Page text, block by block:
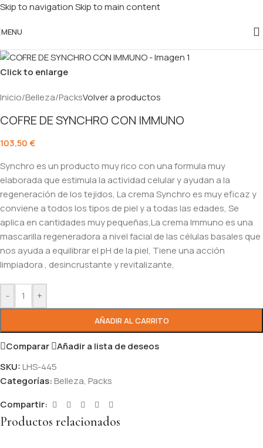
Skip to navigationSkip to main content
MENU
Click to enlarge
Inicio/Belleza/PacksVolver a productos
COFRE DE SYNCHRO CON IMMUNO
103,50€
Synchro es un producto muy rico con una formula muy
elaborada que estimula la actividad celular y ayudan a la
regeneración de los tejidos, La crema Synchro es muy eficaz y
conviene a todos los tipos de piel y a todas las edades, Se
aplica en cantidades muy pequeñas,La crema Immuno es una
mascarilla regeneradora a nivel facial de las células basales que
nos ayuda a equilibrar el pH de la piel, Tiene una acción
limpiadora , desincrustante y revitalizante,
- +
AÑADIR AL CARRITO
Comparar
Añadir a lista de deseos
SKU:LHS-445
Categorías:Belleza, Packs
Compartir:
Productos relacionados